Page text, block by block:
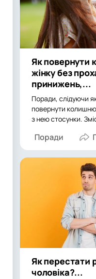
Як повернути
жінку без
принижень,...
Поради, слідуючи
повернути колишню
з нею стосунки.
Поради
Як перестати
чоловіка?...